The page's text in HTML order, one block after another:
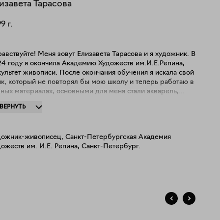
Тарасова
г.
Меня зовут Елизавета Тарасова и я художник. В
году я окончила Академию Художеств им.И.Е.Репина,
живописи. После окончания обучения я искала свой
который не повторял бы мою школу и теперь работаю в
материалах, основными для меня стали акварель,
как жить с его ограниченностью. Образ дома помогает
предпочитаю работать с сюжетными картинами,
и натюрмортами, пишу все, что цепляет меня в
живописец, Санкт-Петербургская Академия
им. И.Е. Репина, Санкт-Петербург.